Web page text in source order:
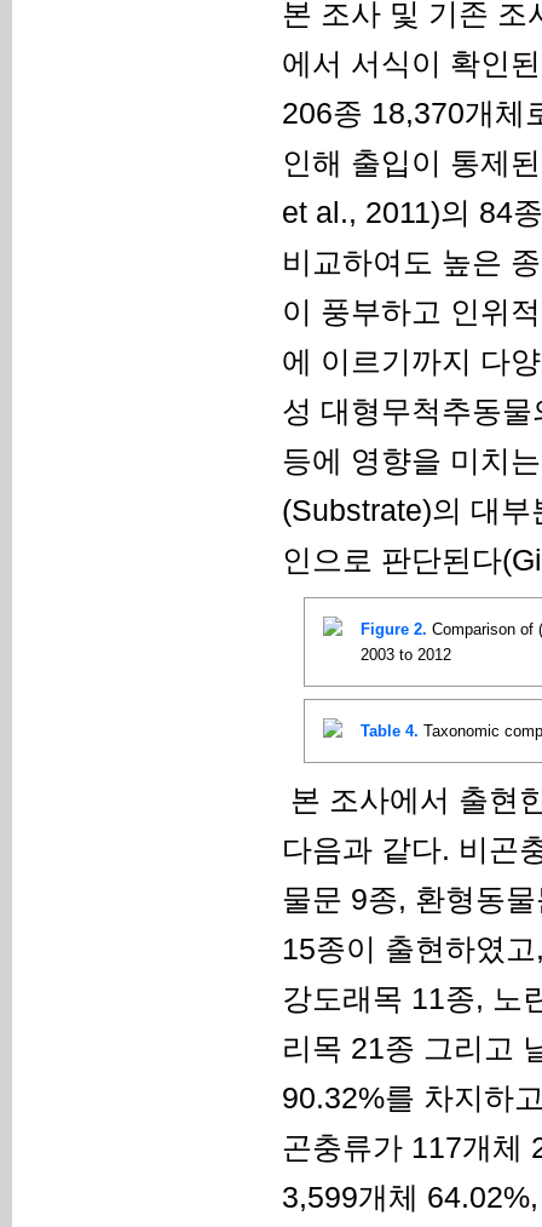
본 조사 및 기존 조
에서 서식이 확인
206종 18,370개체
인해 출입이 통제
et al., 2011)의 84
비교하여도 높은
이 풍부하고 인위
에 이르기까지 다
성 대형무척추동
등에 영향을 미치
(Substrate)의 대
인으로 판단된다
Figure 2. Comparison of
2003 to 2012
Table 4. Taxonomic
본 조사에서 출현
다음과 같다. 비곤
물문 9종, 환형동
15종이 출현하였
강도래목 11종, 노
리목 21종 그리고
90.32%를 차지하
곤충류가 117개체
3,599개체